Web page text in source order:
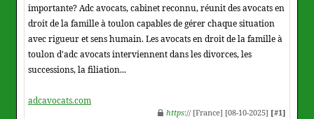
importante? Adc avocats, cabinet reconnu, réunit des avocats en
droit de la famille à toulon capables de gérer chaque situation
avec rigueur et sens humain. Les avocats en droit de la famille à
toulon d'adc avocats interviennent dans les divorces, les
successions, la filiation...
adcavocats.com
https:// [France] [08-10-2025] [#1]